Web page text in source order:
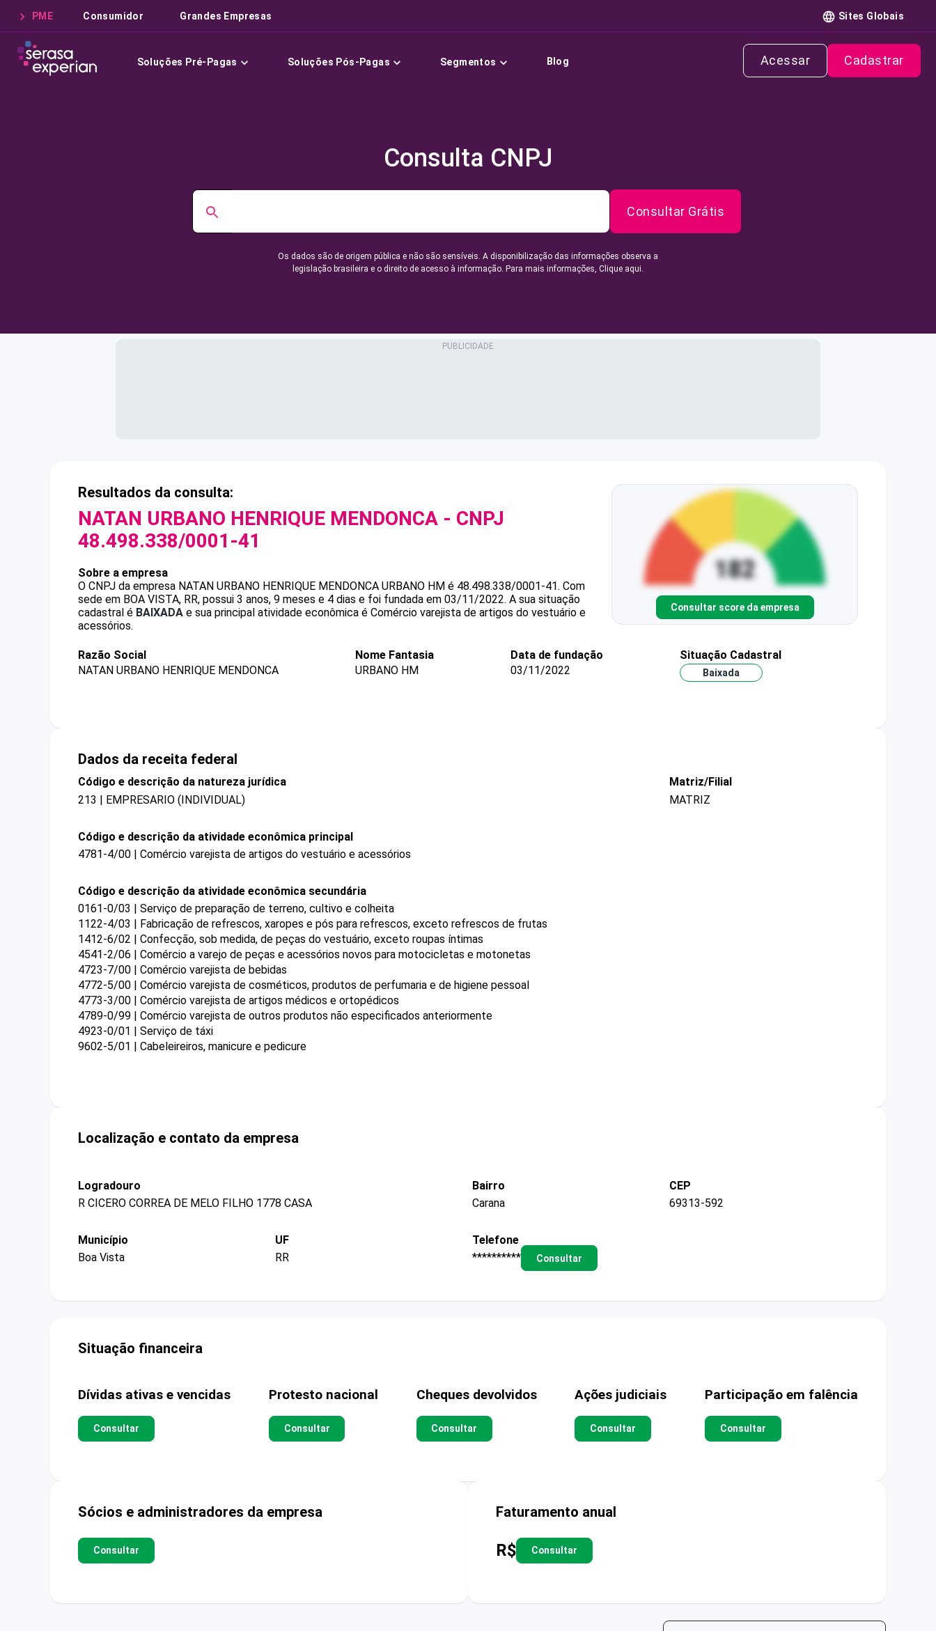
PME Consumidor Grandes Empresas Sites Globais
Soluções Pré-Pagas Soluções Pós-Pagas Segmentos Blog Acessar Cadastrar
Consulta CNPJ
Consultar Grátis
Os dados são de origem pública e não são sensíveis. A disponibilização das informações observa a
legislação brasileira e o direito de acesso à informação. Para mais informações, Clique aqui.
Resultados da consulta:
NATAN URBANO HENRIQUE MENDONCA - CNPJ
48.498.338/0001-41
Sobre a empresa
O CNPJ da empresa NATAN URBANO HENRIQUE MENDONCA URBANO HM é 48.498.338/0001-41. Com
sede em BOA VISTA, RR, possui 3 anos, 9 meses e 4 dias e foi fundada em 03/11/2022. A sua situação
cadastral é BAIXADA e sua principal atividade econômica é Comércio varejista de artigos do vestuário e
acessórios.
Consultar score da empresa
Razão Social
NATAN URBANO HENRIQUE MENDONCA
Nome Fantasia
URBANO HM
Data de fundação
03/11/2022
Situação Cadastral
Baixada
Dados da receita federal
Código e descrição da natureza jurídica
213 | EMPRESARIO (INDIVIDUAL)
Matriz/Filial
MATRIZ
Código e descrição da atividade econômica principal
4781-4/00 | Comércio varejista de artigos do vestuário e acessórios
Código e descrição da atividade econômica secundária
0161-0/03 | Serviço de preparação de terreno, cultivo e colheita
1122-4/03 | Fabricação de refrescos, xaropes e pós para refrescos, exceto refrescos de frutas
1412-6/02 | Confecção, sob medida, de peças do vestuário, exceto roupas íntimas
4541-2/06 | Comércio a varejo de peças e acessórios novos para motocicletas e motonetas
4723-7/00 | Comércio varejista de bebidas
4772-5/00 | Comércio varejista de cosméticos, produtos de perfumaria e de higiene pessoal
4773-3/00 | Comércio varejista de artigos médicos e ortopédicos
4789-0/99 | Comércio varejista de outros produtos não especificados anteriormente
4923-0/01 | Serviço de táxi
9602-5/01 | Cabeleireiros, manicure e pedicure
Localização e contato da empresa
Logradouro
R CICERO CORREA DE MELO FILHO 1778 CASA
Bairro
Carana
CEP
69313-592
Município
Boa Vista
UF
RR
Telefone
**********
Consultar
Situação financeira
Dívidas ativas e vencidas
Consultar
Protesto nacional
Consultar
Cheques devolvidos
Consultar
Ações judiciais
Consultar
Participação em falência
Consultar
Sócios e administradores da empresa
Consultar
Faturamento anual
R$ Consultar